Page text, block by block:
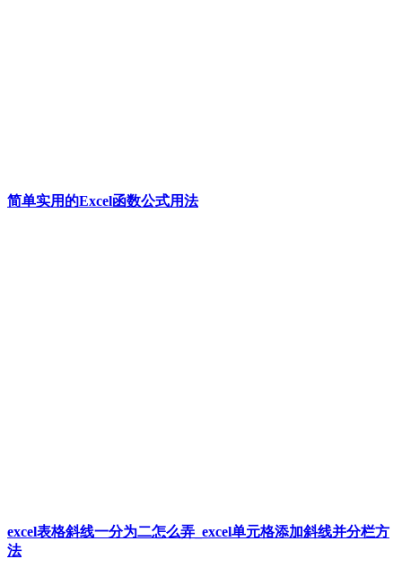
简单实用的Excel函数公式用法
excel表格斜线一分为二怎么弄_excel单元格添加斜线并分栏方
法